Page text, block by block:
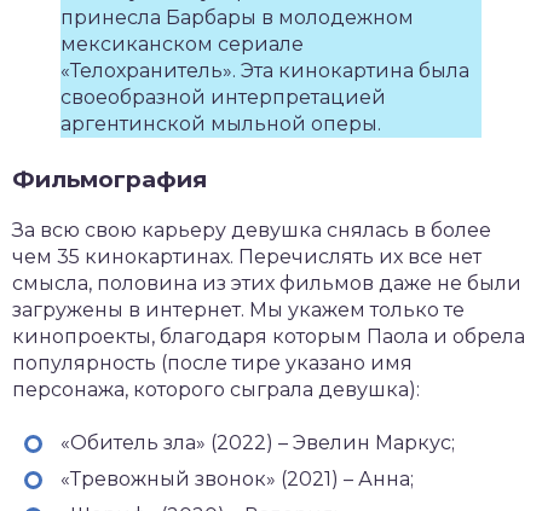
принесла Барбары в молодежном
мексиканском сериале
«Телохранитель». Эта кинокартина была
своеобразной интерпретацией
аргентинской мыльной оперы.
Фильмография
За всю свою карьеру девушка снялась в более
чем 35 кинокартинах. Перечислять их все нет
смысла, половина из этих фильмов даже не были
загружены в интернет. Мы укажем только те
кинопроекты, благодаря которым Паола и обрела
популярность (после тире указано имя
персонажа, которого сыграла девушка):
«Обитель зла» (2022) – Эвелин Маркус;
«Тревожный звонок» (2021) – Анна;